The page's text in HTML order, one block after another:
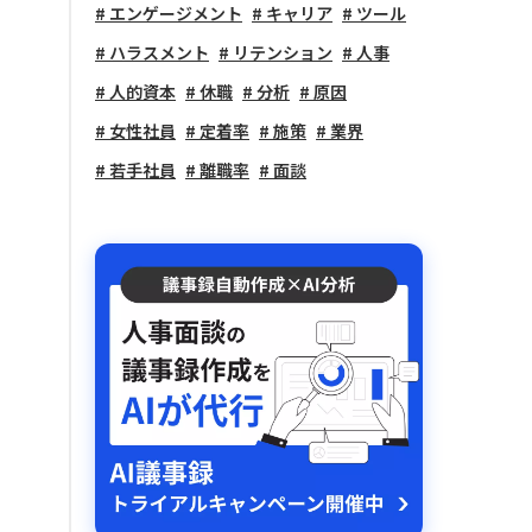
エンゲージメント
キャリア
ツール
ハラスメント
リテンション
人事
人的資本
休職 分析
原因
女性社員
定着率 施策
業界
若手社員
離職率 面談